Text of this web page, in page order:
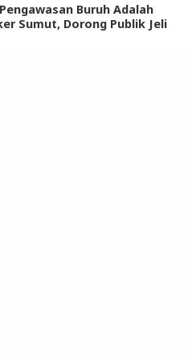
Buruh Adalah
Sumut, Dorong Publik Jeli